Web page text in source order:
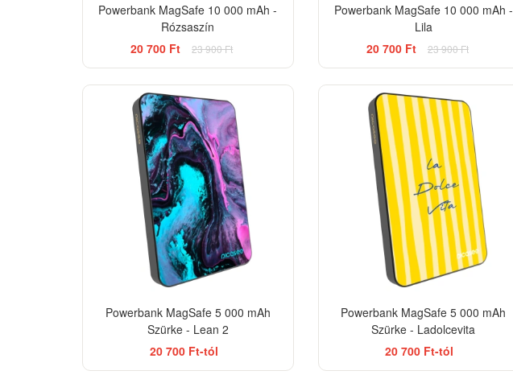
Powerbank MagSafe 10 000 mAh -
Rózsaszín
20 700 Ft
23 900 Ft
Powerbank MagSafe 10 000 mAh -
Lila
20 700 Ft
23 900 Ft
Powerbank MagSafe 5 000 mAh
Szürke - Lean 2
20 700 Ft-tól
Powerbank MagSafe 5 000 mAh
Szürke - Ladolcevita
20 700 Ft-tól